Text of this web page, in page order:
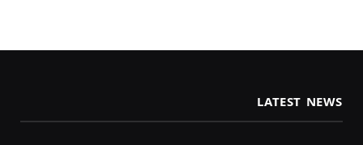
LATEST NEWS